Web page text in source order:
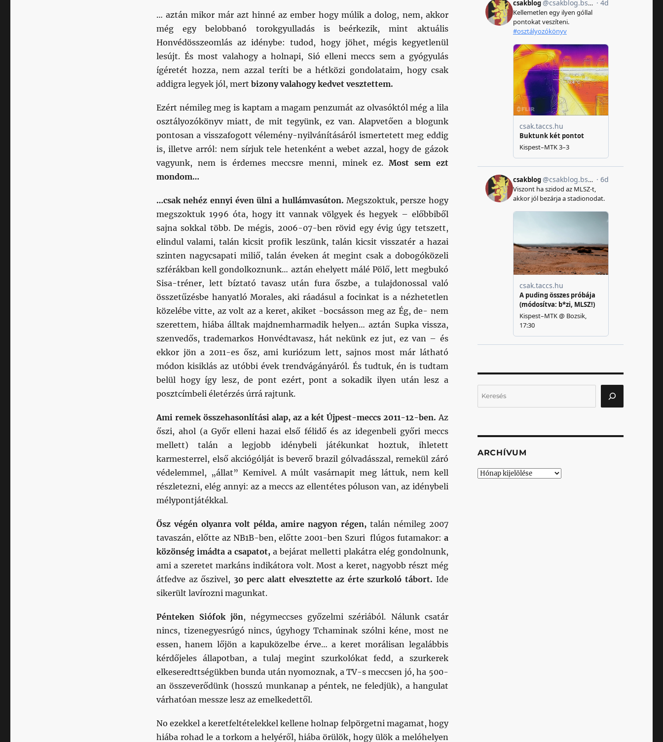
… aztán mikor már azt hinné az ember hogy múlik a dolog, nem, akkor
még egy belobbanó torokgyulladás is beérkezik, mint aktuális
Honvédösszeomlás az idénybe: tudod, hogy jöhet, mégis kegyetlenül
lesújt. És most valahogy a holnapi, Sió elleni meccs sem a gyógyulás
ígéretét hozza, nem azzal teríti be a hétközi gondolataim, hogy csak
addigra legyek jól, mert bizony valahogy kedvet vesztettem.
Ezért némileg meg is kaptam a magam penzumát az olvasóktól még a lila
osztályozókönyv miatt, de mit tegyünk, ez van. Alapvetően a blogunk
pontosan a visszafogott vélemény-nyilvánításáról ismertetett meg eddig
is, illetve arról: nem sírjuk tele hetenként a webet azzal, hogy de gázok
vagyunk, nem is érdemes meccsre menni, minek ez. Most sem ezt
mondom…
…csak nehéz ennyi éven ülni a hullámvasúton.Megszoktuk, persze hogy
megszoktuk 1996 óta, hogy itt vannak völgyek és hegyek – előbbiből
sajna sokkal több. De mégis, 2006-07-ben rövid egy évig úgy tetszett,
elindul valami, talán kicsit profik leszünk, talán kicsit visszatér a hazai
szinten nagycsapati miliő, talán éveken át megint csak a dobogóközeli
szférákban kell gondolkoznunk… aztán ehelyett málé Pölő, lett megbukó
Sisa-tréner, lett bíztató tavasz után fura őszbe, a tulajdonossal való
összetűzésbe hanyatló Morales, aki ráadásul a focinkat is a nézhetetlen
közelébe vitte, az volt az a keret, akiket -bocsásson meg az Ég, de- nem
szerettem, hiába álltak majdnemharmadik helyen… aztán Supka vissza,
szenvedős, trademarkos Honvédtavasz, hát nekünk ez jut, ez van – és
ekkor jön a 2011-es ősz, ami kuriózum lett, sajnos most már látható
módon kisiklás az utóbbi évek trendvágányáról. És tudtuk, én is tudtam
belül hogy így lesz, de pont ezért, pont a sokadik ilyen után lesz a
posztcímbeli életérzés úrrá rajtunk.
Ami remek összehasonlítási alap, az a két Újpest-meccs 2011-12-ben.Az
őszi, ahol (a Győr elleni hazai első félidő és az idegenbeli győri meccs
mellett) talán a legjobb idénybeli játékunkat hoztuk, ihletett
karmesterrel, első akciógólját is beverő brazil gólvadásszal, remekül záró
védelemmel, „állat” Kemivel. A múlt vasárnapit meg láttuk, nem kell
részletezni, elég annyi: az a meccs az ellentétes póluson van, az idénybeli
mélypontjátékkal.
Ősz végén olyanra volt példa, amire nagyon régen,talán némileg 2007
tavaszán, előtte az NB1B-ben, előtte 2001-ben Szuri flúgos futamakor: a
közönség imádta a csapatot,a bejárat melletti plakátra elég gondolnunk,
ami a szeretet markáns indikátora volt. Most a keret, nagyobb részt még
átfedve az őszivel, 30 perc alatt elvesztette az érte szurkoló tábort. Ide
sikerült lavírozni magunkat.
Pénteken Siófok jön, négymeccses győzelmi szériából. Nálunk csatár
nincs, tizenegyesrúgó nincs, úgyhogy Tchaminak szólni kéne, most ne
essen, hanem lőjön a kapuközelbe érve… a keret morálisan legalábbis
kérdőjeles állapotban, a tulaj megint szurkolókat fedd, a szurkerek
elkeseredttségükben bunda után nyomoznak, a TV-s meccsen jó, ha 500-
an összeverődünk (hosszú munkanap a péntek, ne feledjük), a hangulat
várhatóan messze lesz az emelkedettől.
No ezekkel a keretfeltételekkel kellene holnap felpörgetni magamat, hogy
hiába rohad le a torkom a helyéről, hiába örülök, hogy ülök a melóhelyen
ARCHÍVUM
Archívum